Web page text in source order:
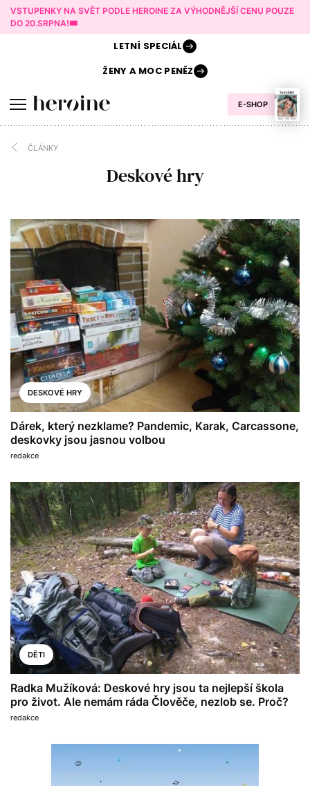
VSTUPENKY NA SVĚT PODLE HEROINE ZA VÝHODNĚJŠÍ CENU POUZE
DO 20.SRPNA!🎟️
E-SHOP
LETNÍ SPECIÁL
ŽENY AMOC PENĚZ
ČLÁNKY
Deskové hry
DESKOVÉ HRY
Dárek, který nezklame? Pandemic, Karak, Carcassone,
deskovky jsou jasnou volbou
redakce
DĚTI
Radka Mužíková: Deskové hry jsou ta nejlepší škola
pro život. Ale nemám ráda Člověče, nezlob se. Proč?
redakce